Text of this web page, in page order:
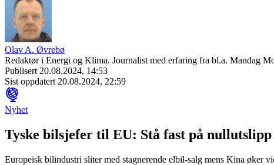
Olav A. Øvrebø
Redaktør i Energi og Klima. Journalist med erfaring fra bl.a. Mandag
Publisert 20.08.2024, 14:53
Sist oppdatert 20.08.2024, 22:59
Nyhet
Tyske bilsjefer til EU: Stå fast på nullutslipp
Europeisk bilindustri sliter med stagnerende elbil-salg mens Kina øker